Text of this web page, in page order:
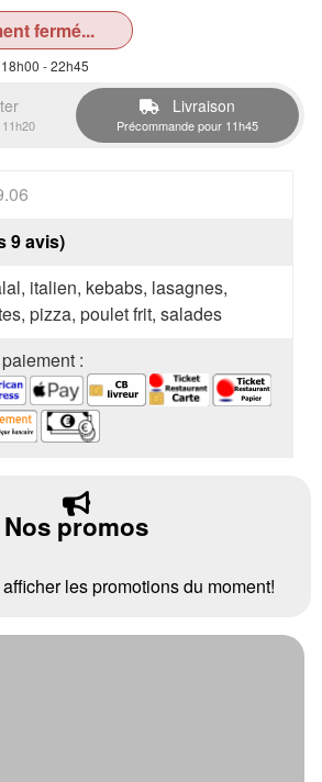
fermé...
- 22h45
Livraison
Précommande pour 11h45
9 avis)
italien, kebabs, lasagnes,
pizza, poulet frit, salades
:
Nos promos
les promotions du moment!